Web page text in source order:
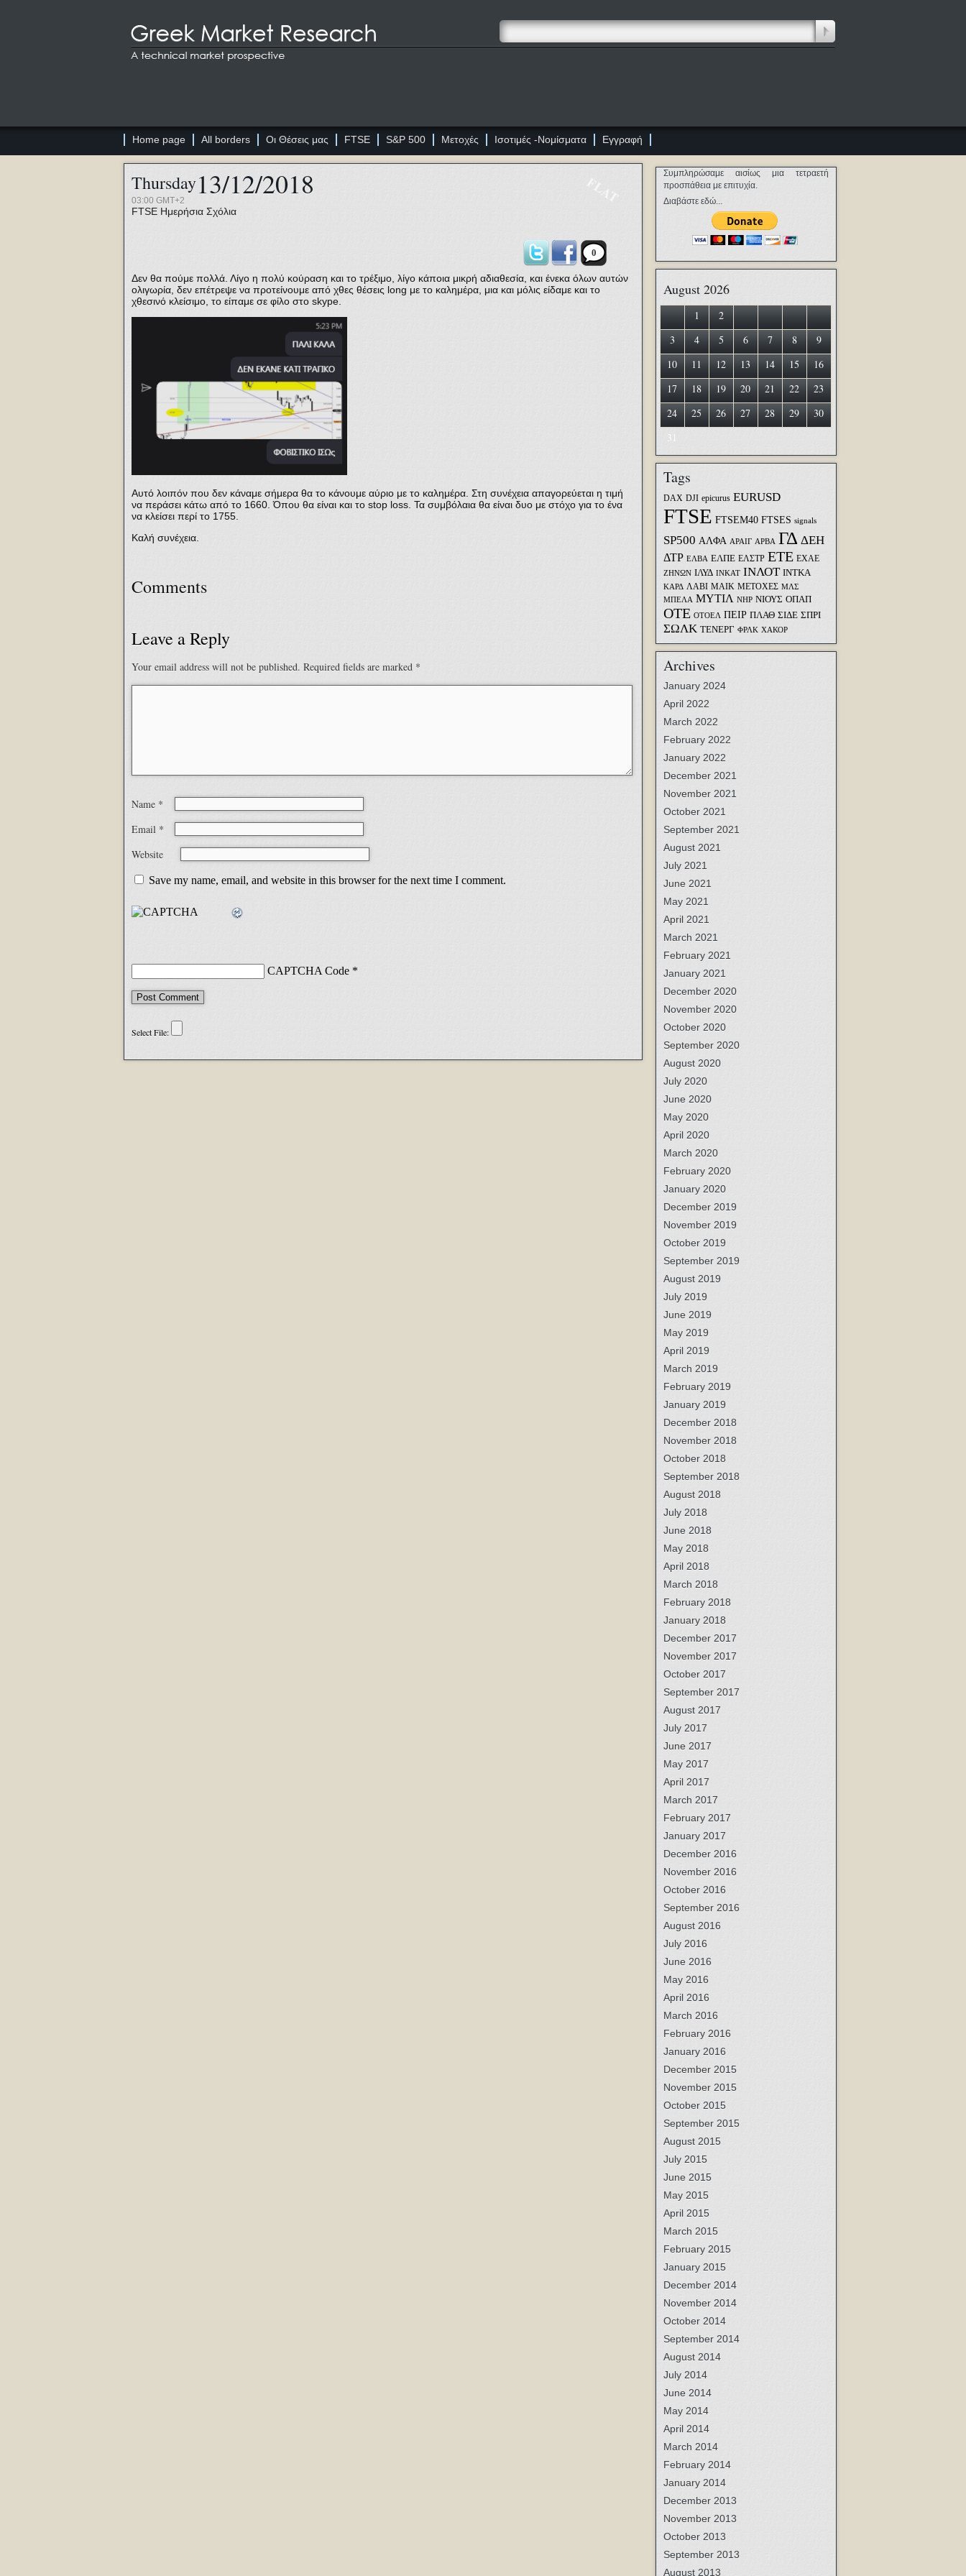
Home page All borders Οι Θέσεις μας FTSE S&P 500 Μετοχές Ισοτιμές -Νομίσματα Εγγραφή
Thursday13/12/2018
03:00 GMT+2
FTSE Ημερήσια Σχόλια
0
Δεν θα πούμε πολλά. Λίγο η πολύ κούραση και το τρέξιμο, λίγο κάποια μικρή αδιαθεσία, και ένεκα όλων αυτών
ολιγωρία, δεν επέτρεψε να προτείνουμε από χθες θέσεις long με το καλημέρα, μια και μόλις είδαμε και το
χθεσινό κλείσιμο, το είπαμε σε φίλο στο skype.
Αυτό λοιπόν που δεν κάναμε σήμερα θα το κάνουμε αύριο με το καλημέρα. Στη συνέχεια απαγορεύεται η τιμή
να περάσει κάτω από το 1660. Όπου θα είναι και το stop loss. Τα συμβόλαια θα είναι δυο με στόχο για το ένα
να κλείσει περί το 1755.
Καλή συνέχεια.
Comments
Leave a Reply
Your email address will not be published. Required fields are marked *
Name *
Email *
Website
Save my name, email, and website in this browser for the next time I comment.
CAPTCHA Code *
Συμπληρώσαμε αισίως μια τετραετή
προσπάθεια με επιτυχία.
Διαβάστε εδώ...
August 2026
1
2
3
4 5 6 7 8
9
10
11 12 13 14 15
16
17
18 19 20 21 22
23
24
25 26 27 28 29
30
31
Tags
DAX DJI epicurus EURUSD
FTSE FTSEM40 FTSES signals
SP500 ΑΛΦΑ ΑΡΑΙΓ ΑΡΒΑ ΓΔ ΔΕΗ
ΔΤΡ ΕΛΒΑ ΕΛΠΕ ΕΛΣΤΡ ΕΤΕ ΕΧΑΕ
ΖΗΝΩΝ ΙΛΥΔ ΙΝΚΑΤ ΙΝΛΟΤ ΙΝΤΚΑ
ΚΑΡΔ ΛΑΒΙ ΜΑΙΚ ΜΕΤΟΧΕΣ ΜΛΣ
ΜΠΕΛΑ ΜΥΤΙΛ ΝΗΡ ΝΙΟΥΣ ΟΠΑΠ
ΟΤΕ ΟΤΟΕΛ ΠΕΙΡ ΠΛΑΘ ΣΙΔΕ ΣΠΡΙ
ΣΩΛΚ ΤΕΝΕΡΓ ΦΡΛΚ ΧΑΚΟΡ
Archives
January 2024
April 2022
March 2022
February 2022
January 2022
December 2021
November 2021
October 2021
September 2021
August 2021
July 2021
June 2021
May 2021
April 2021
March 2021
February 2021
January 2021
December 2020
November 2020
October 2020
September 2020
August 2020
July 2020
June 2020
May 2020
April 2020
March 2020
February 2020
January 2020
December 2019
November 2019
October 2019
September 2019
August 2019
July 2019
June 2019
May 2019
April 2019
March 2019
February 2019
January 2019
December 2018
November 2018
October 2018
September 2018
August 2018
July 2018
June 2018
May 2018
April 2018
March 2018
February 2018
January 2018
December 2017
November 2017
October 2017
September 2017
August 2017
July 2017
June 2017
May 2017
April 2017
March 2017
February 2017
January 2017
December 2016
November 2016
October 2016
September 2016
August 2016
July 2016
June 2016
May 2016
April 2016
March 2016
February 2016
January 2016
December 2015
November 2015
October 2015
September 2015
August 2015
July 2015
June 2015
May 2015
April 2015
March 2015
February 2015
January 2015
December 2014
November 2014
October 2014
September 2014
August 2014
July 2014
June 2014
May 2014
April 2014
March 2014
February 2014
January 2014
December 2013
November 2013
October 2013
September 2013
August 2013